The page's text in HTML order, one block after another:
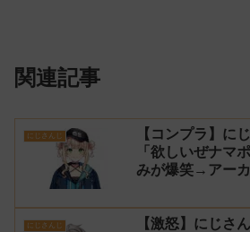
関連記事
にじさんじ
【コンプラ】に
「欲しいぜナマ
みが爆笑→アー
にじさんじ
【激怒】にじさ